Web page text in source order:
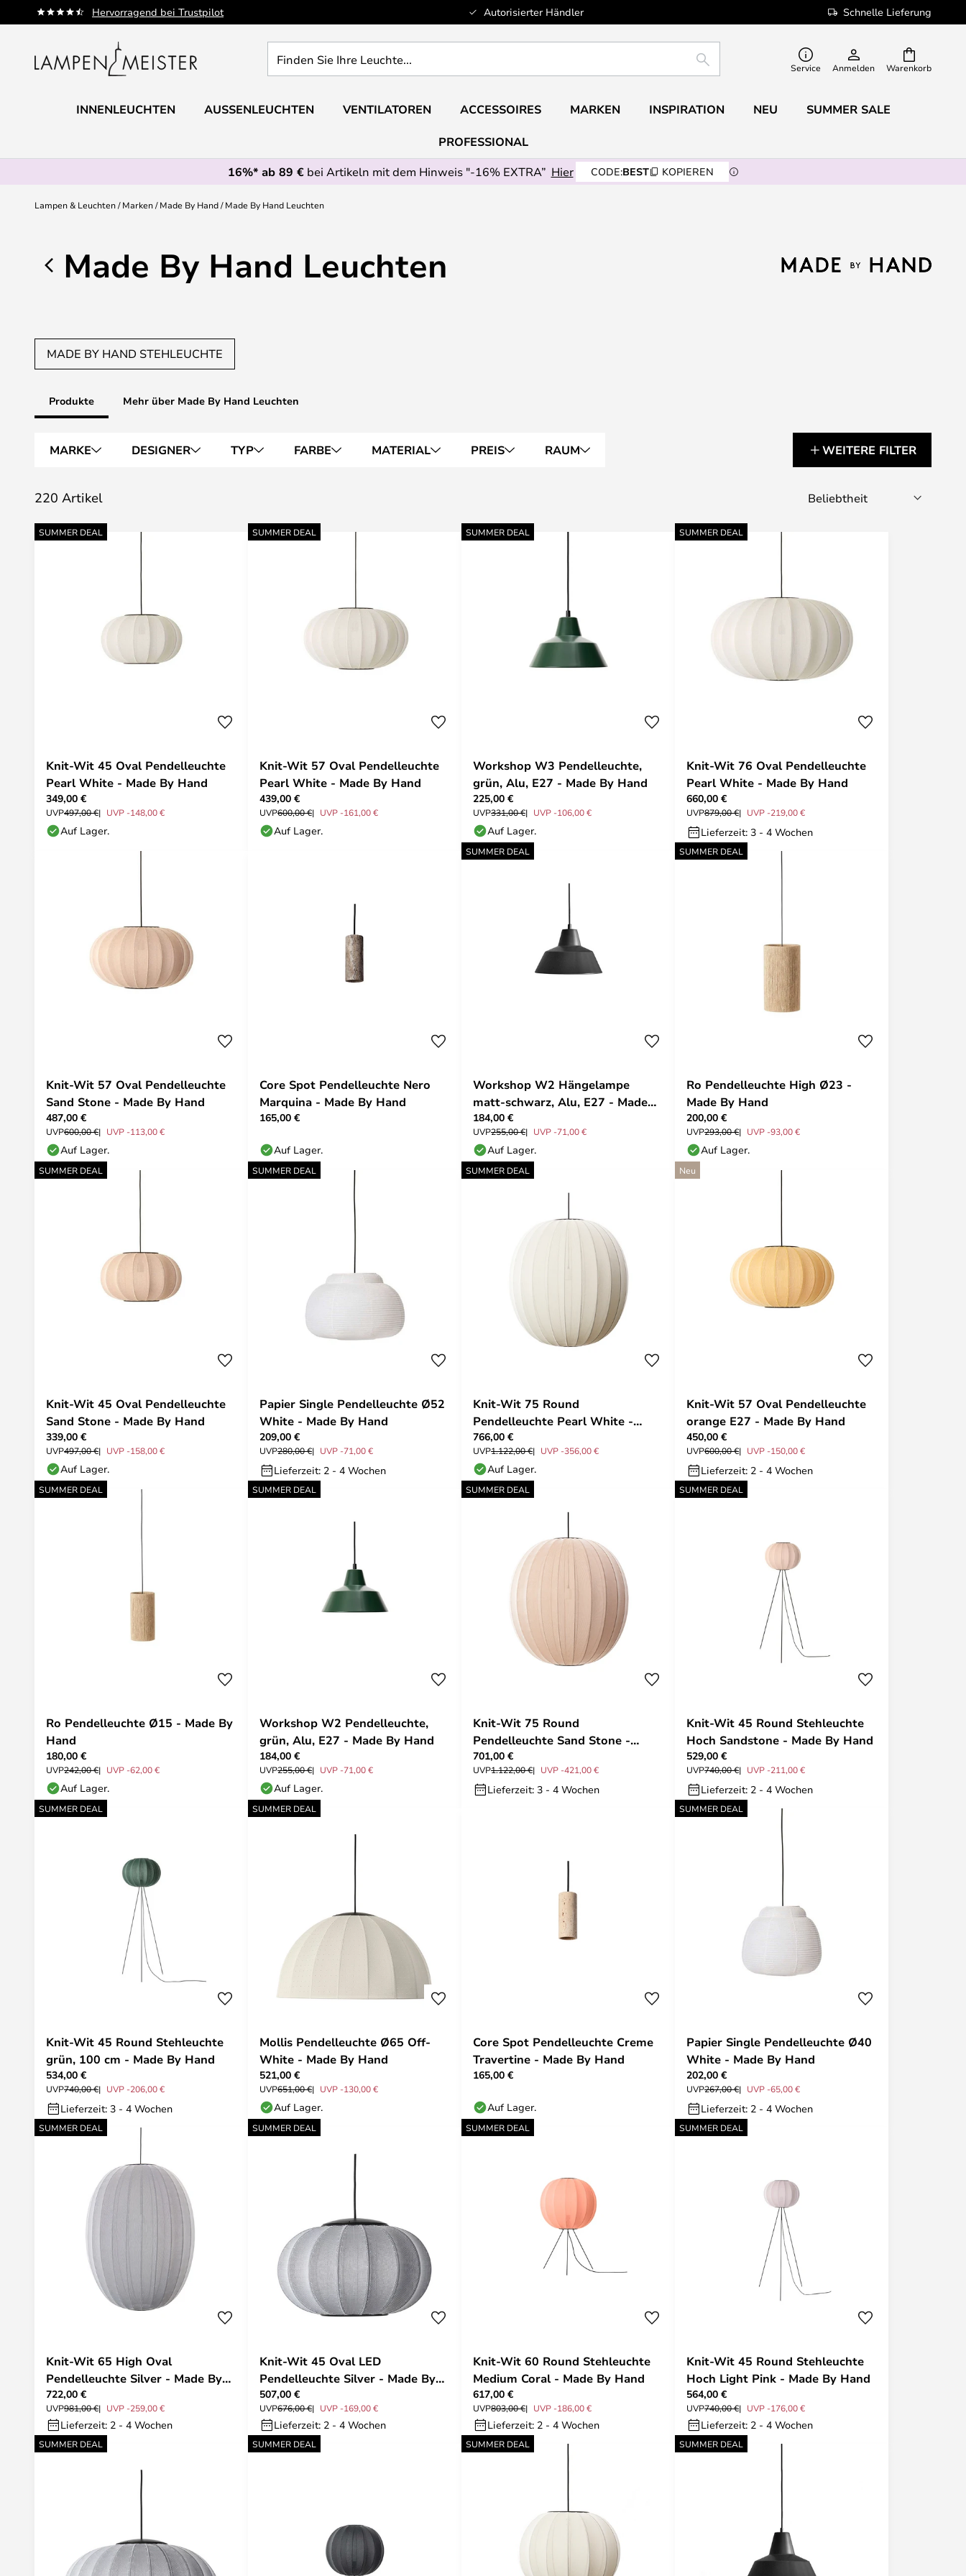
Hervorragend bei Trustpilot Autorisierter Händler Schnelle Lieferung
Zum
Inhalt
Warenkorb
Sie
Leuchte...
SUCHE Service Anmelden
INNENLEUCHTEN AUSSENLEUCHTEN VENTILATOREN ACCESSOIRES MARKEN INSPIRATION NEU SUMMER SALE
PROFESSIONAL
16%* ab 89 €bei Artikeln mit dem Hinweis "-16% EXTRA” Hier CODE:BEST KOPIEREN
Lampen & Leuchten Marken Made By Hand Made By Hand Leuchten
Made By Hand Leuchten
MADE BY HAND STEHLEUCHTE
Produkte Mehr über Made By Hand Leuchten
MARKE DESIGNER TYP FARBE MATERIAL PREIS RAUM WEITERE FILTER
220 Artikel
SUMMER DEAL
Knit-Wit 45 Oval Pendelleuchte
Pearl White - Made By Hand
349,00 €
UVP497,00 € UVP -148,00 €
Auf Lager.
SUMMER DEAL
Knit-Wit 57 Oval Pendelleuchte
Pearl White - Made By Hand
439,00 €
UVP600,00 € UVP -161,00 €
Auf Lager.
SUMMER DEAL
Workshop W3 Pendelleuchte,
grün, Alu, E27 - Made By Hand
225,00 €
UVP331,00 € UVP -106,00 €
Auf Lager.
SUMMER DEAL
Knit-Wit 76 Oval Pendelleuchte
Pearl White - Made By Hand
660,00 €
UVP879,00 € UVP -219,00 €
Lieferzeit: 3 - 4 Wochen
Knit-Wit 57 Oval Pendelleuchte
Sand Stone - Made By Hand
487,00 €
UVP600,00 € UVP -113,00 €
Auf Lager.
Core Spot Pendelleuchte Nero
Marquina - Made By Hand
165,00 €
Auf Lager.
SUMMER DEAL
Workshop W2 Hängelampe
matt-schwarz, Alu, E27 - Made
By Hand
184,00 €
UVP255,00 € UVP -71,00 €
Auf Lager.
SUMMER DEAL
Ro Pendelleuchte High Ø23 -
Made By Hand
200,00 €
UVP293,00 € UVP -93,00 €
Auf Lager.
SUMMER DEAL
Knit-Wit 45 Oval Pendelleuchte
Sand Stone - Made By Hand
339,00 €
UVP497,00 € UVP -158,00 €
Auf Lager.
SUMMER DEAL
Papier Single Pendelleuchte Ø52
White - Made By Hand
209,00 €
UVP280,00 € UVP -71,00 €
Lieferzeit: 2 - 4 Wochen
SUMMER DEAL
Knit-Wit 75 Round
Pendelleuchte Pearl White -
Made By Hand
766,00 €
UVP1.122,00 € UVP -356,00 €
Auf Lager.
Neu
Knit-Wit 57 Oval Pendelleuchte
orange E27 - Made By Hand
450,00 €
UVP600,00 € UVP -150,00 €
Lieferzeit: 2 - 4 Wochen
SUMMER DEAL
Ro Pendelleuchte Ø15 - Made By
Hand
180,00 €
UVP242,00 € UVP -62,00 €
Auf Lager.
SUMMER DEAL
Workshop W2 Pendelleuchte,
grün, Alu, E27 - Made By Hand
184,00 €
UVP255,00 € UVP -71,00 €
Auf Lager.
SUMMER DEAL
Knit-Wit 75 Round
Pendelleuchte Sand Stone -
Made By Hand
701,00 €
UVP1.122,00 € UVP -421,00 €
Lieferzeit: 3 - 4 Wochen
SUMMER DEAL
Knit-Wit 45 Round Stehleuchte
Hoch Sandstone - Made By Hand
529,00 €
UVP740,00 € UVP -211,00 €
Lieferzeit: 2 - 4 Wochen
SUMMER DEAL
Knit-Wit 45 Round Stehleuchte
grün, 100 cm - Made By Hand
534,00 €
UVP740,00 € UVP -206,00 €
Lieferzeit: 3 - 4 Wochen
SUMMER DEAL
Mollis Pendelleuchte Ø65 Off-
White - Made By Hand
521,00 €
UVP651,00 € UVP -130,00 €
Auf Lager.
Core Spot Pendelleuchte Creme
Travertine - Made By Hand
165,00 €
Auf Lager.
SUMMER DEAL
Papier Single Pendelleuchte Ø40
White - Made By Hand
202,00 €
UVP267,00 € UVP -65,00 €
Lieferzeit: 2 - 4 Wochen
SUMMER DEAL
Knit-Wit 65 High Oval
Pendelleuchte Silver - Made By
Hand
722,00 €
UVP981,00 € UVP -259,00 €
Lieferzeit: 2 - 4 Wochen
SUMMER DEAL
Knit-Wit 45 Oval LED
Pendelleuchte Silver - Made By
Hand
507,00 €
UVP676,00 € UVP -169,00 €
Lieferzeit: 2 - 4 Wochen
SUMMER DEAL
Knit-Wit 60 Round Stehleuchte
Medium Coral - Made By Hand
617,00 €
UVP803,00 € UVP -186,00 €
Lieferzeit: 2 - 4 Wochen
SUMMER DEAL
Knit-Wit 45 Round Stehleuchte
Hoch Light Pink - Made By Hand
564,00 €
UVP740,00 € UVP -176,00 €
Lieferzeit: 2 - 4 Wochen
SUMMER DEAL SUMMER DEAL SUMMER DEAL SUMMER DEAL